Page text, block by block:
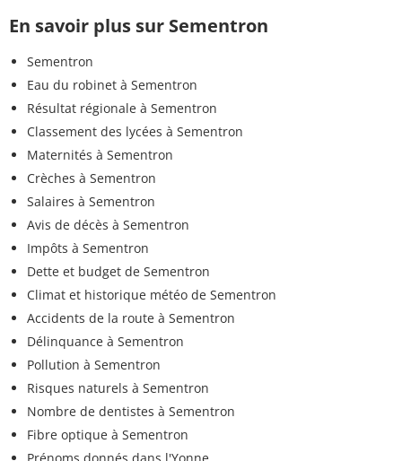
En savoir plus sur Sementron
Sementron
Eau du robinet à Sementron
Résultat régionale à Sementron
Classement des lycées à Sementron
Maternités à Sementron
Crèches à Sementron
Salaires à Sementron
Avis de décès à Sementron
Impôts à Sementron
Dette et budget de Sementron
Climat et historique météo de Sementron
Accidents de la route à Sementron
Délinquance à Sementron
Pollution à Sementron
Risques naturels à Sementron
Nombre de dentistes à Sementron
Fibre optique à Sementron